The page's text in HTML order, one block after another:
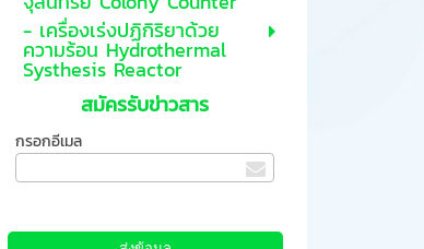
- เครื่องเร่งปฏิกิริยาด้วย
ความร้อน Hydrothermal
Systhesis Reactor
สมัครรับข่าวสาร
กรอกอีเมล